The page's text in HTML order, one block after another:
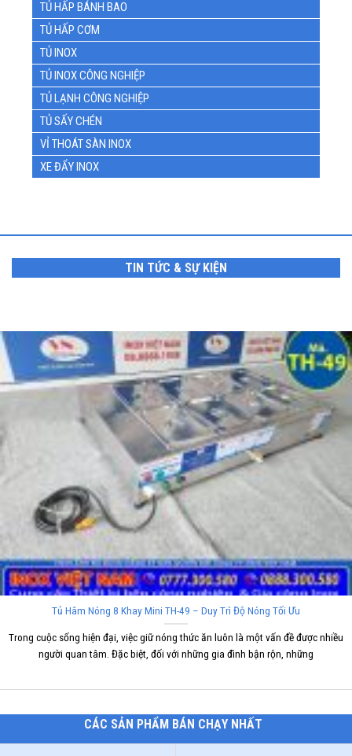
TỦ HẤP BÁNH BAO
TỦ HẤP CƠM
TỦ INOX
TỦ INOX CÔNG NGHIỆP
TỦ LẠNH CÔNG NGHIỆP
TỦ SẤY CHÉN
VỈ THOÁT SÀN INOX
XE ĐẨY INOX
TIN TỨC & SỰ KIỆN
Tủ Hâm Nóng 8 Khay Mini TH-49 – Duy Trì Độ Nóng Tối Ưu
Trong cuộc sống hiện đại, việc giữ nóng thức ăn luôn là một vấn đề được nhiều
người quan tâm. Đặc biệt, đối với những gia đình bận rộn, những
CÁC SẢN PHẨM BÁN CHẠY NHẤT